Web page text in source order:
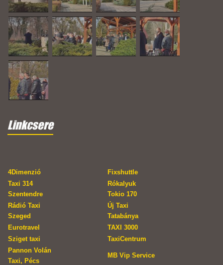
Linkcsere
4Dimenzió
Fixshuttle
Taxi 314
Szentendre
Rókalyuk
Tokio 170
Rádió Taxi
Szeged
Új Taxi
Tatabánya
Eurotravel
TAXI 3000
Sziget taxi
TaxiCentrum
Pannon Volán
Taxi, Pécs
MB Vip Service